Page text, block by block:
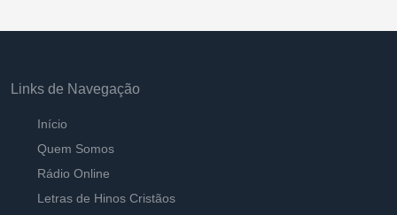
Links de Navegação
Início
Quem Somos
Rádio Online
Letras de Hinos Cristãos